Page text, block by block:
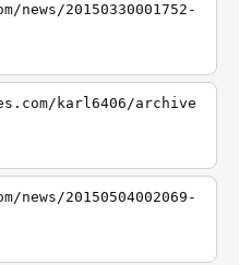
20150330001752-
karl6406/archive
20150504002069-